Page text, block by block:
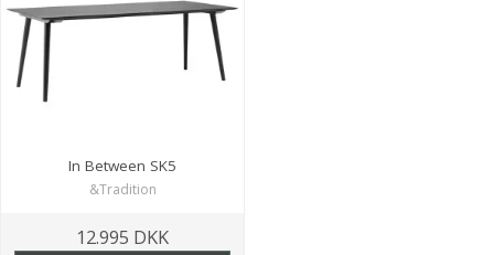
In Between SK5
&Tradition
12.995 DKK